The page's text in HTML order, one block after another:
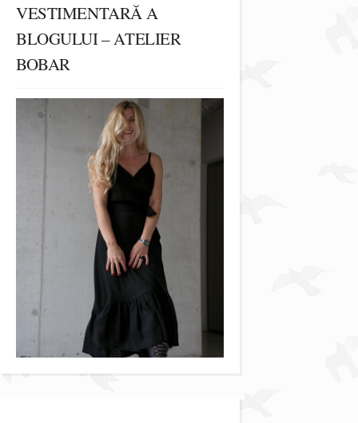
VESTIMENTARĂ A
BLOGULUI – ATELIER
BOBAR